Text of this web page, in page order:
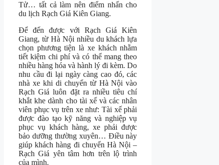
Tử… tất cả làm nên điểm nhấn cho
du lịch Rạch Giá Kiên Giang.
Để đến được với Rạch Giá Kiên
Giang, từ Hà Nội nhiều du khách lựa
chọn phương tiện là xe khách nhằm
tiết kiệm chi phí và có thể mang theo
nhiều hàng hóa và hành lý đi kèm. Do
nhu cầu đi lại ngày càng cao đó, các
nhà xe khi di chuyển từ Hà Nội vào
Rạch Giá luôn đặt ra nhiều tiêu chí
khắt khe dành cho tài xế và các nhân
viên phục vụ trên xe như: Tài xế phải
được đào tạo kỹ năng và nghiệp vụ
phục vụ khách hàng, xe phải được
bảo dưỡng thường xuyên… Điều này
giúp khách hàng đi chuyến Hà Nội –
Rạch Giá yên tâm hơn trên lộ trình
của mình.